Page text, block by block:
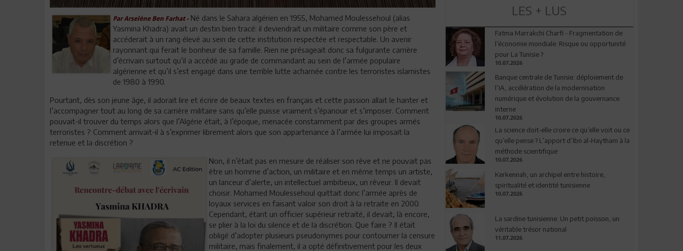
Par Arselène Ben Farhat -Né dans le Sahara algérien en 1955, Mohamed Moulessehoul (alias
Yasmina Khadra) avait un destin bien tracé: il deviendrait un militaire comme son père et
accéderait à un rang élevé au sein de cette institution respectée et respectable. Un avenir
rayonnant qui ferait le bonheur de sa famille. Rien ne présageait donc sa fulgurante carrière
d’écrivain surtout qu’il a accédé au grade de commandant au sein de l’armée populaire
algérienne et qu’il s’est engagé dans une terrible lutte acharnée contre les terroristes islamistes
de 1980 à 1990.
Pourtant, dès son jeune âge, il adorait lire et écrire de beaux textes en français et cette passion allait le hanter et
l’accompagner tout au long de sa carrière militaire sans qu’elle puisse vraiment s’épanouir et s’imposer. Comment
pouvait-il trouver du temps alors que l’Algérie était, à l’époque, menacée constamment par des groupes armés
terroristes ? Comment arrivait-il à s’exprimer librement alors que son appartenance à l’armée lui imposait la
retenue et la discrétion ?
Non, il n’était pas en mesure de réaliser son rêve et ne pouvait pas
être un homme d’action, un militaire et en même temps un artiste,
un lanceur d’alerte, un intellectuel ambitieux, un rêveur. Il devait
choisir. Mohamed Moulessehoul quittait donc l’armée après de
loyaux services en faisant valoir son droit à la retraite en 2000.
Cependant, étant un officier supérieur retraité, il devait, là encore,
se plier à la loi du silence et de la discrétion. Que faire ? Il était
obligé d’adopter plusieurs pseudonymes pour contourner la censure
militaire, mais finalement, il a opté définitivement pour les deux
LES + LUS
Fatma Marrakchi Charfi - Fragmentation de
l’économie mondiale: Risque ou opportunité
pour La Tunisie ?
10.07.2026
Banque centrale de Tunisie: déploiement de
l’IA, accélération de la modernisation
numérique et évolution de la gouvernance
interne
10.07.2026
La science doit-elle croire ce qu’elle voit ou ce
qu’elle pense ? L’apport d’Ibn al-Haytham à la
méthode scientifique
10.07.2026
Kerkennah, un archipel entre histoire,
spiritualité et identité tunisienne
10.07.2026
La sardine tunisienne: Un petit poisson, un
véritable trésor national
11.07.2026